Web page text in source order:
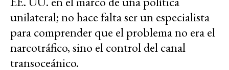
unilateral; no hace falta ser un especialista
para comprender que el problema no era el
narcotráfico, sino el control del canal
transoceánico.